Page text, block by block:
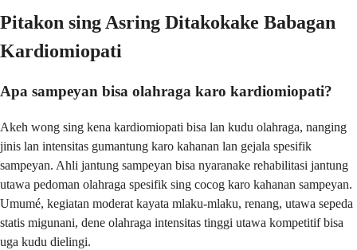
Pitakon sing Asring Ditakokake Babagan
Kardiomiopati
Apa sampeyan bisa olahraga karo kardiomiopati?
Akeh wong sing kena kardiomiopati bisa lan kudu olahraga, nanging
jinis lan intensitas gumantung karo kahanan lan gejala spesifik
sampeyan. Ahli jantung sampeyan bisa nyaranake rehabilitasi jantung
utawa pedoman olahraga spesifik sing cocog karo kahanan sampeyan.
Umumé, kegiatan moderat kayata mlaku-mlaku, renang, utawa sepeda
statis migunani, dene olahraga intensitas tinggi utawa kompetitif bisa
uga kudu dielingi.